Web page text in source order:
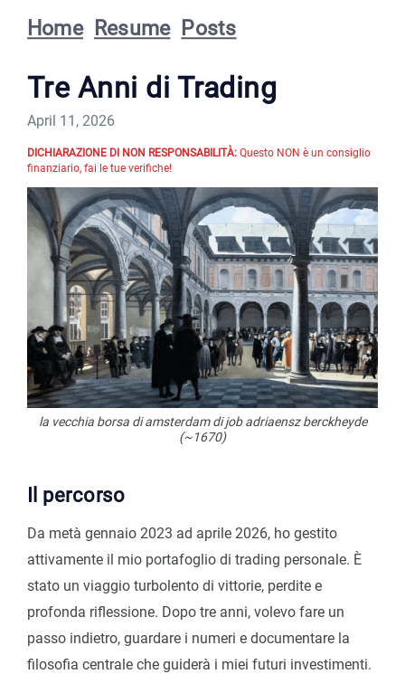
Home Resume Posts
Tre Anni di Trading
April 11, 2026
DICHIARAZIONE DI NON RESPONSABILITÀ: Questo NON è un consiglio
finanziario, fai le tue verifiche!
la vecchia borsa di amsterdam di job adriaensz berckheyde
(~1670)
Il percorso
Da metà gennaio 2023 ad aprile 2026, ho gestito
attivamente il mio portafoglio di trading personale. È
stato un viaggio turbolento di vittorie, perdite e
profonda riflessione. Dopo tre anni, volevo fare un
passo indietro, guardare i numeri e documentare la
filosofia centrale che guiderà i miei futuri investimenti.